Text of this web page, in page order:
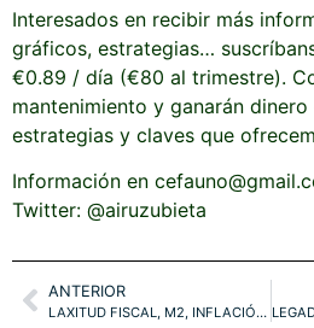
Interesados en recibir más
gráficos, estrategias…
€0.89 / día (€80 al trimestre).
mantenimiento y ganarán
estrategias y claves que
Información en
Twitter: @airuzubieta
ANTERIOR
LAXITUD FISCAL, M2, INFLACIÓN Y POTENCIAL EXPLOSIVO PARA LAS ESTRATEGIAS.